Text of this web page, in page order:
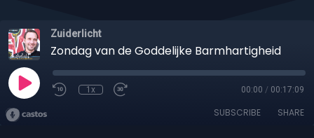
Zuiderlicht
Zondag van de Goddelijke Barmhartigheid
1x 00:00 / 00:17:09
SUBSCRIBE SHARE